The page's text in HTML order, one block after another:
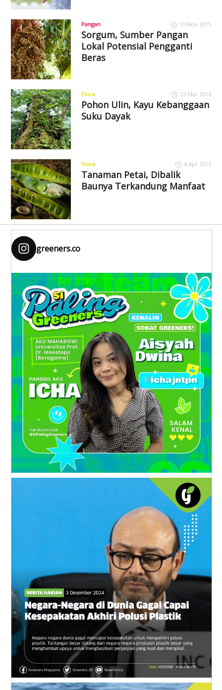
Pangan 10 Nov 2015
Sorgum, Sumber Pangan
Lokal Potensial Pengganti
Beras
Flora 23 Mar 2018
Pohon Ulin, Kayu Kebanggaan
Suku Dayak
Flora 4 Apr 2017
Tanaman Petai, Dibalik
Baunya Terkandung Manfaat
greeners.co